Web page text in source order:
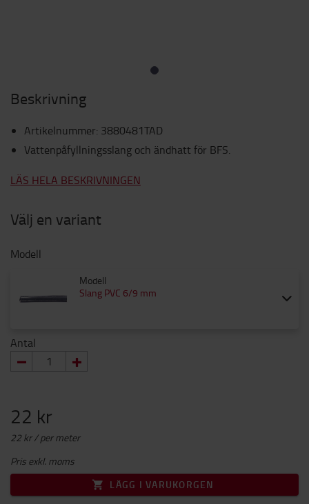
Beskrivning
Artikelnummer: 3880481TAD
Vattenpåfyllningsslang och ändhatt för BFS.
LÄS HELA BESKRIVNINGEN
Välj en variant
Modell
Modell
Slang PVC 6/9 mm
Antal
22 kr
22 kr / per meter
Pris exkl. moms
LÄGG I VARUKORGEN